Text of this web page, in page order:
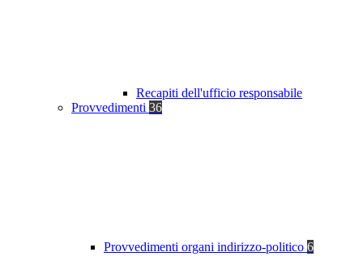
Recapiti dell'ufficio responsabile
Provvedimenti 36
Provvedimenti organi indirizzo-politico 6